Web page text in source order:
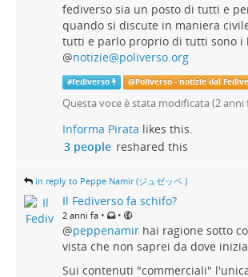
fediverso sia un posto di tutti e
quando si discute in maniera
tutti e parlo proprio di tutti sono i
@notizie@poliverso.org
#fediverso @Poliverso - notizie dal
Questa voce è stata modificata (2 anni
Informa Pirata likes this.
3 people reshared this
in reply to Peppe Namir (ジュゼッペ )
Il Fediverso fa schifo?
2 anni fa • •
@peppenamir hai ragione sotto
vista che non saprei da dove
Sui contenuti "commerciali"